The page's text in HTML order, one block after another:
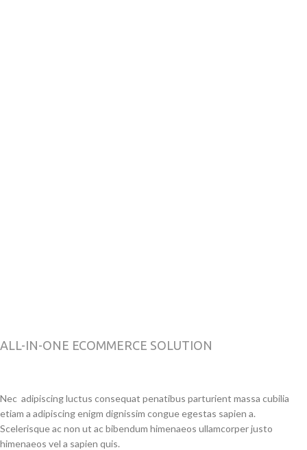
ALL-IN-ONE ECOMMERCE SOLUTION
Nec adipiscing luctus consequat penatibus parturient massa cubilia
etiam a adipiscing enigm dignissim congue egestas sapien a.
Scelerisque ac non ut ac bibendum himenaeos ullamcorper justo
himenaeos vel a sapien quis.